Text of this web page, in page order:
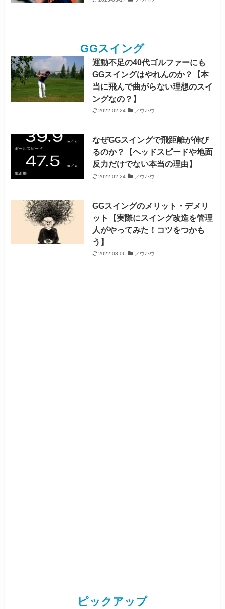
GGスイング
運動不足の40代ゴルファーにも
GGスイングはやれんのか？【本
当に飛んで曲がらない理想のスイ
ングなの？】
2022-02-24 ノウハウ
なぜGGスイングで飛距離が伸び
るのか？【ヘッドスピードや地面
反力だけでない本当の理由】
2022-02-24 ノウハウ
GGスイングのメリット・デメリ
ット【実際にスイング改造を管理
人がやってみた！コツをつかも
う】
2022-08-06 ノウハウ
ピックアップ